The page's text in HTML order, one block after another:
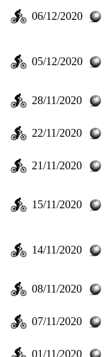
06/12/2020
05/12/2020
28/11/2020
22/11/2020
21/11/2020
15/11/2020
14/11/2020
08/11/2020
07/11/2020
01/11/2020